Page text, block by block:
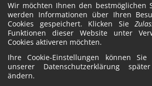
Wir möchten Ihnen den bestmöglichen
werden Informationen über Ihren
Cookies gespeichert. Klicken Sie
Funktionen dieser Website unter
Cookies aktiveren möchten.
Ihre Cookie-Einstellungen können
unserer Datenschutzerklärung
ändern.